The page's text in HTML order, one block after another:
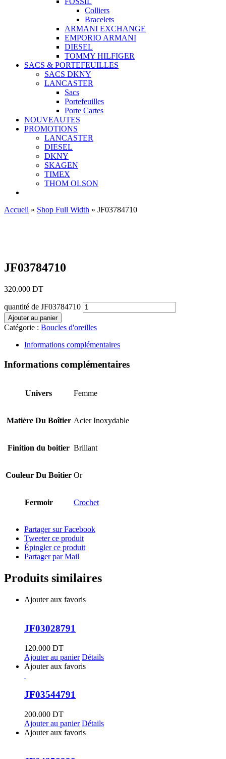
Colliers
Bracelets
ARMANI EXCHANGE
EMPORIO ARMANI
DIESEL
TOMMY HILFIGER
SACS & PORTEFEUILLES
SACS DKNY
LANCASTER
Sacs
Portefeuilles
Porte Cartes
NOUVEAUTES
PROMOTIONS
LANCASTER
DIESEL
DKNY
SKAGEN
TIMEX
THOM OLSON
Accueil » Shop Full Width » JF03784710
JF03784710
320.000 DT
quantité de JF03784710
Ajouter au panier
Catégorie : Boucles d'oreilles
Informations complémentaires
Informations complémentaires
Univers Femme
Matière Du Boîtier Acier Inoxydable
Finition du boitier Brillant
Couleur Du Boîtier Or
Fermoir Crochet
Partager sur Facebook
Tweeter ce produit
Épingler ce produit
Partager par Mail
Produits similaires
Ajouter aux favoris
JF03028791
120.000 DT
Ajouter au panier Détails
Ajouter aux favoris
JF03544791
200.000 DT
Ajouter au panier Détails
Ajouter aux favoris